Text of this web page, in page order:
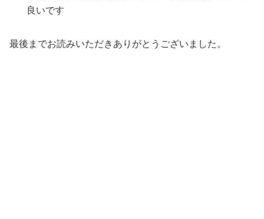
良いです
最後までお読みいただきありがとうございました。